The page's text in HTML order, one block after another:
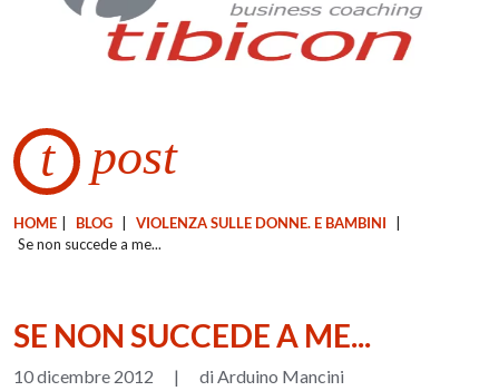
t post
HOME BLOG VIOLENZA SULLE DONNE. E BAMBINI
Se non succede a me...
SE NON SUCCEDE A ME...
10 dicembre 2012 |
di Arduino Mancini